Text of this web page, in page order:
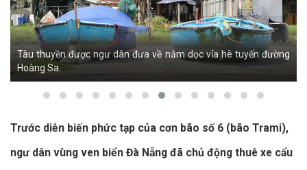
Tàu thuyền được ngư dân đưa về nằm dọc vỉa hè tuyến đường
Hoàng Sa.
Trước diễn biến phức tạp của cơn bão số 6 (bão Trami),
ngư dân vùng ven biển Đà Nẵng đã chủ động thuê xe cẩu